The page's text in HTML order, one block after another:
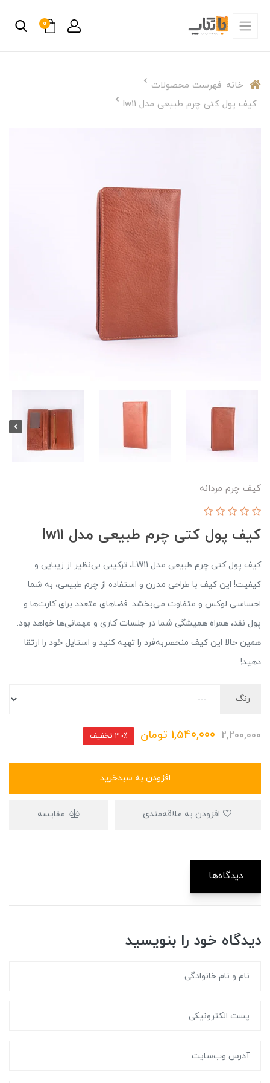
0
خانه فهرست محصولات
کیف پول کتی چرم طبیعی مدل lw11
کیف چرم مردانه
کیف پول کتی چرم طبیعی مدل lw11
کیف پول کتی چرم طبیعی مدل LW11، ترکیبی بی‌نظیر از زیبایی و
کیفیت! این کیف با طراحی مدرن و استفاده از چرم طبیعی، به شما
احساسی لوکس و متفاوت می‌بخشد. فضاهای متعدد برای کارت‌ها و
پول نقد، همراه همیشگی شما در جلسات کاری و مهمانی‌ها خواهد بود.
همین حالا این کیف منحصربه‌فرد را تهیه کنید و استایل خود را ارتقا
دهید!
رنگ
2,200,000
1,540,000 تومان 30٪ تخفیف
افزودن به سبدخرید
مقایسه
دیدگاه‌ها
دیدگاه خود را بنویسید